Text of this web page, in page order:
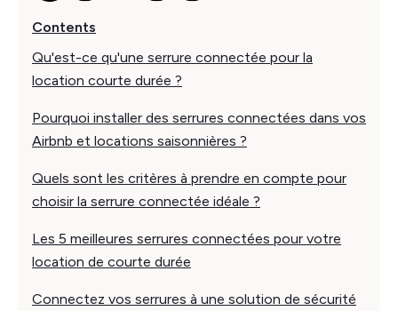
Contents
Qu'est-ce qu'une serrure connectée pour la
location courte durée ?
Pourquoi installer des serrures connectées dans vos
Airbnb et locations saisonnières ?
Quels sont les critères à prendre en compte pour
choisir la serrure connectée idéale ?
Les 5 meilleures serrures connectées pour votre
location de courte durée
Connectez vos serrures à une solution de sécurité